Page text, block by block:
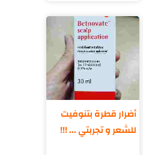
أضرار قطرة بتنوفيت
للشعر و تجربتي ... !!!